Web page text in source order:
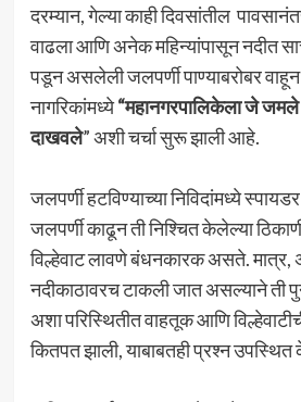
दरम्यान, गेल्या काही दिवसांतील
वाढला आणि अनेक महिन्यांपासून नदीत
पडून असलेली जलपर्णी पाण्याबरोबर
नागरिकांमध्ये“महानगरपालिकेला जे
दाखवले” अशी चर्चा सुरू झाली आहे.
जलपर्णी हटविण्याच्या निविदांमध्ये
जलपर्णी काढून ती निश्चित केलेल्या
विल्हेवाट लावणे बंधनकारक असते. मात्र,
नदीकाठावरच टाकली जात असल्याने ती
अशा परिस्थितीत वाहतूक आणि
कितपत झाली, याबाबतही प्रश्न